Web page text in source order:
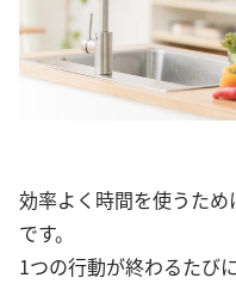
効率よく時間を使うた
です。
1つの行動が終わるたび